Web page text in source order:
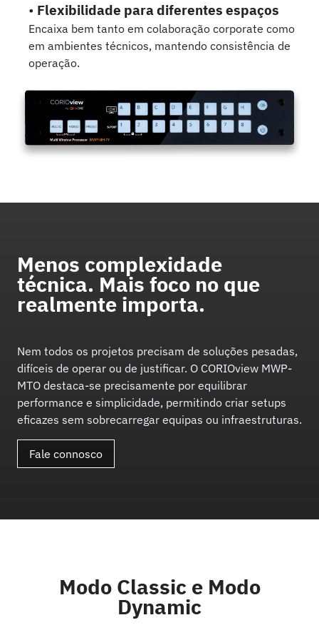
• Flexibilidade para diferentes espaços
Encaixa bem tanto em colaboração corporate como
em ambientes técnicos, mantendo consistência de
operação.
Menos complexidade
técnica. Mais foco no que
realmente importa.
Nem todos os projetos precisam de soluções pesadas,
difíceis de operar ou de justificar. O CORIOview MWP-
MTO destaca-se precisamente por equilibrar
performance e simplicidade, permitindo criar setups
eficazes sem sobrecarregar equipas ou infraestruturas.
Fale connosco
Modo Classic e Modo
Dynamic